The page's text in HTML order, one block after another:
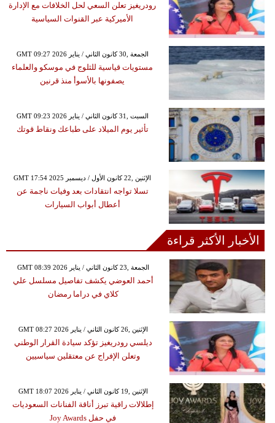
رودريغيز تعلن السعي لحل الخلافات مع الإدارة
الأميركية عبر القنوات السياسية
GMT 09:27 2026 الجمعة ,30 كانون الثاني / يناير
مستويات قياسية للثلوج في موسكو والعلماء
يصفونها بالأسوأ منذ قرنين
GMT 09:23 2026 السبت ,31 كانون الثاني / يناير
تأثير يوم الميلاد على طباعك ونقاط قوتك
GMT 17:54 2025 الإثنين ,22 كانون الأول / ديسمبر
تسلا تواجه انتقادات بعد وفيات ناجمة عن
أعطال أبواب السيارات
الأخبار الأكثر قراءة
GMT 08:39 2026 الجمعة ,23 كانون الثاني / يناير
أحمد العوضي يكشف تفاصيل مسلسل علي
كلاي في دراما رمضان
GMT 08:27 2026 الإثنين ,26 كانون الثاني / يناير
ديلسي رودريغيز تؤكد سيادة القرار الوطني
وتعلن الإفراج عن معتقلين سياسيين
GMT 18:07 2026 الإثنين ,19 كانون الثاني / يناير
إطلالات راقية تبرز أناقة الفنانات السعوديات
في حفل Joy Awards